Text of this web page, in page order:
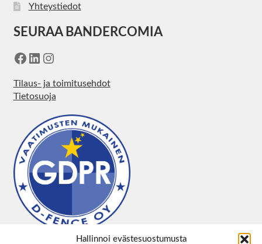
Hallinnoi evästesuostumusta
Yhteystiedot
SEURAA BANDERCOMIA
Facebook
LinkedIn
Instagram
Tilaus- ja toimitusehdot
Tietosuoja